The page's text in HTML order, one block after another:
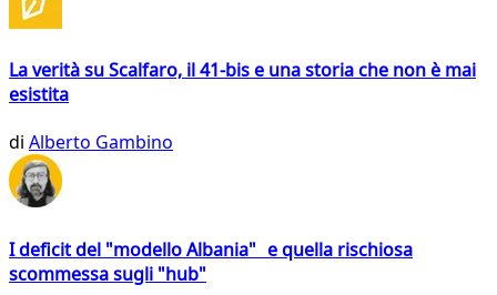
La verità su Scalfaro, il 41-bis e una storia che non è mai
esistita
di Alberto Gambino
I deficit del "modello Albania" e quella rischiosa
scommessa sugli "hub"